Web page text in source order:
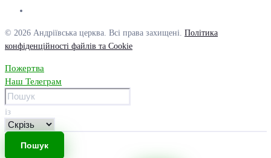
© 2026 Андріївська церква. Всі права захищені. Політика
конфіденційності файлів та Cookie
Пожертва
Наш Телеграм
із